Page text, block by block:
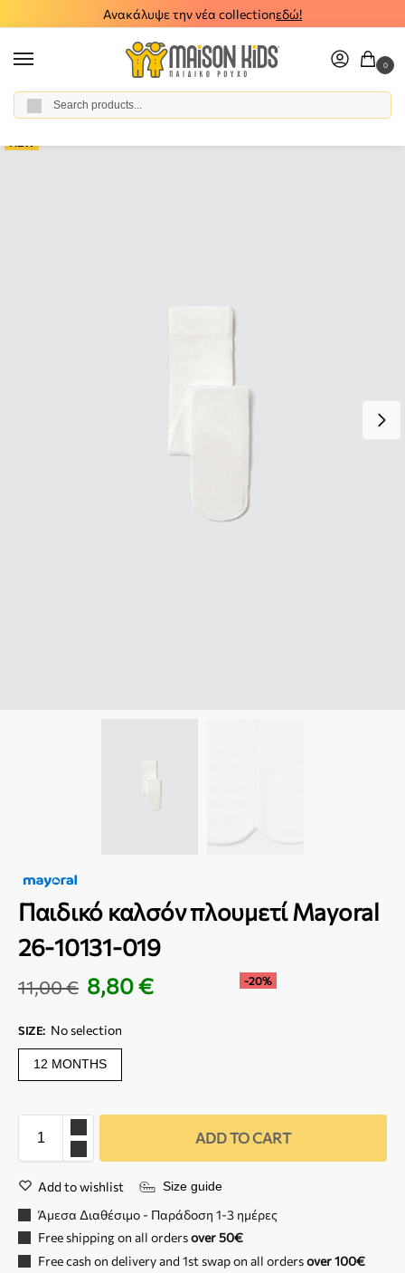
Ανακάλυψε την νέα collectionεδώ!
0
Home / Girl / Accessories
Παιδικό καλσόν πλουμετί Mayoral
26-10131-019
11,00€ 8,80€ -20%
SIZE: No selection
12 MONTHS
ADD TO CART
Add to wishlist Size guide
Άμεσα Διαθέσιμο - Παράδοση 1-3 ημέρες
Free shipping on all ordersover 50€
Free cash on delivery and 1st swap on all ordersover 100€